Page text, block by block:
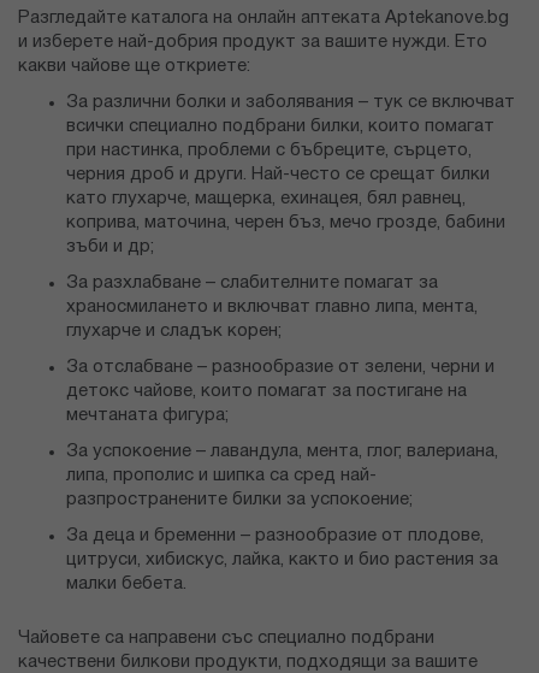
Разгледайте каталога на онлайн аптеката Aptekanove.bg
и изберете най-добрия продукт за вашите нужди. Ето
какви чайове ще откриете:
За различни болки и заболявания – тук се включват
всички специално подбрани билки, които помагат
при настинка, проблеми с бъбреците, сърцето,
черния дроб и други. Най-често се срещат билки
като глухарче, мащерка, ехинацея, бял равнец,
коприва, маточина, черен бъз, мечо грозде, бабини
зъби и др;
За разхлабване – слабителните помагат за
храносмилането и включват главно липа, мента,
глухарче и сладък корен;
За отслабване – разнообразие от зелени, черни и
детокс чайове, които помагат за постигане на
мечтаната фигура;
За успокоение – лавандула, мента, глог, валериана,
липа, прополис и шипка са сред най-
разпространените билки за успокоение;
За деца и бременни – разнообразие от плодове,
цитруси, хибискус, лайка, както и био растения за
малки бебета.
Чайовете са направени със специално подбрани
качествени билкови продукти, подходящи за вашите